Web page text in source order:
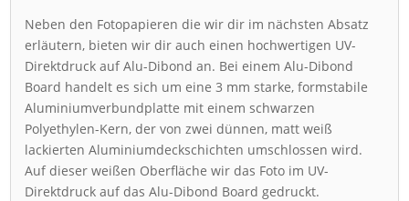
Neben den Fotopapieren die wir dir im nächsten Absatz
erläutern, bieten wir dir auch einen hochwertigen UV-
Direktdruck auf Alu-Dibond an. Bei einem Alu-Dibond
Board handelt es sich um eine 3 mm starke, formstabile
Aluminiumverbundplatte mit einem schwarzen
Polyethylen-Kern, der von zwei dünnen, matt weiß
lackierten Aluminiumdeckschichten umschlossen wird.
Auf dieser weißen Oberfläche wir das Foto im UV-
Direktdruck auf das Alu-Dibond Board gedruckt.